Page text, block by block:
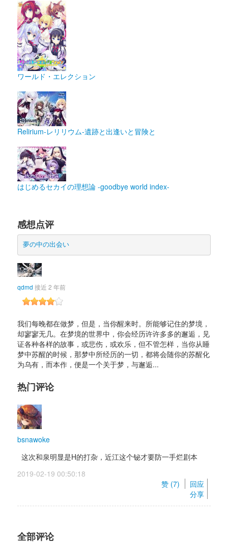
ワールド・エレクション
Relirium-レリリウム-遺跡と出逢いと冒険と
はじめるセカイの理想論 -goodbye world index-
感想点评
夢の中の出会い
qdmd 接近 2 年前
我们每晚都在做梦，但是，当你醒来时。所能够记住的梦境，
却寥寥无几。在梦境的世界中，你会经历许许多多的邂逅，见
证各种各样的故事，或悲伤，或欢乐，但不管怎样，当你从睡
梦中苏醒的时候，那梦中所经历的一切，都将会随你的苏醒化
为乌有，而本作，便是一个关于梦，与邂逅...
热门评论
bsnawoke
这次和泉明显是H的打杂，近江这个铋才要防一手烂剧本
2019-02-19 00:50:18
赞 (7)
回应
分享
全部评论